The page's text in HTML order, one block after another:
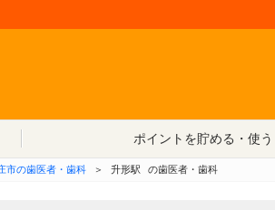
ポイントを貯める・使う
市の歯医者・歯科 ＞ 升形駅 の歯医者・歯科